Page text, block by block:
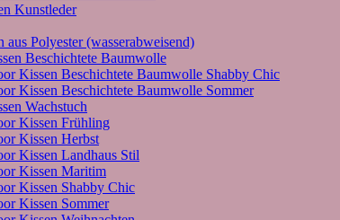
Kunstleder
aus Polyester (wasserabweisend)
Beschichtete Baumwolle
Kissen Beschichtete Baumwolle Shabby Chic
Kissen Beschichtete Baumwolle Sommer
Wachstuch
Kissen Frühling
Kissen Herbst
Kissen Landhaus Stil
Kissen Maritim
Kissen Shabby Chic
Kissen Sommer